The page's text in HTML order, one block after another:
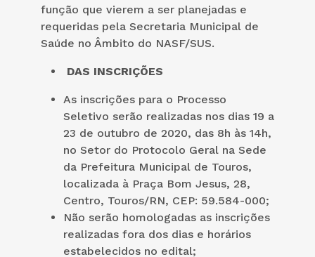
função que vierem a ser planejadas e
requeridas pela Secretaria Municipal de
Saúde no Âmbito do NASF/SUS.
DAS INSCRIÇÕES
As inscrições para o Processo
Seletivo serão realizadas nos dias 19 a
23 de outubro de 2020, das 8h às 14h,
no Setor do Protocolo Geral na Sede
da Prefeitura Municipal de Touros,
localizada à Praça Bom Jesus, 28,
Centro, Touros/RN, CEP: 59.584-000;
Não serão homologadas as inscrições
realizadas fora dos dias e horários
estabelecidos no edital;